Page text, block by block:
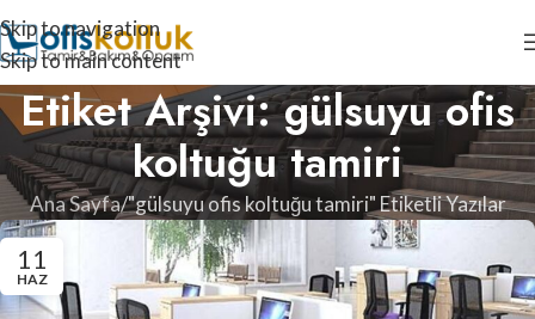
Skip to navigation
Skip to main content
Etiket Arşivi: gülsuyu ofis
koltuğu tamiri
Ana Sayfa "gülsuyu ofis koltuğu tamiri" Etiketli Yazılar
11
HAZ